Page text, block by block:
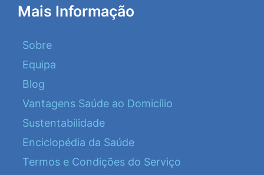
Mais Informação
Sobre
Equipa
Blog
Vantagens Saúde ao Domicílio
Sustentabilidade
Enciclopédia da Saúde
Termos e Condições do Serviço